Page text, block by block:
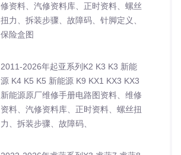
修资料、汽修资料库、正时资料、螺丝
扭力、拆装步骤、故障码、针脚定义、
保险盒图
2011-2026年起亚系列K2 K3 K3 新能
源 K4 K5 K5 新能源 K9 KX1 KX3 KX3
新能源原厂维修手册电路图资料、维修
资料、汽修资料库、正时资料、螺丝扭
力、拆装步骤、故障码、